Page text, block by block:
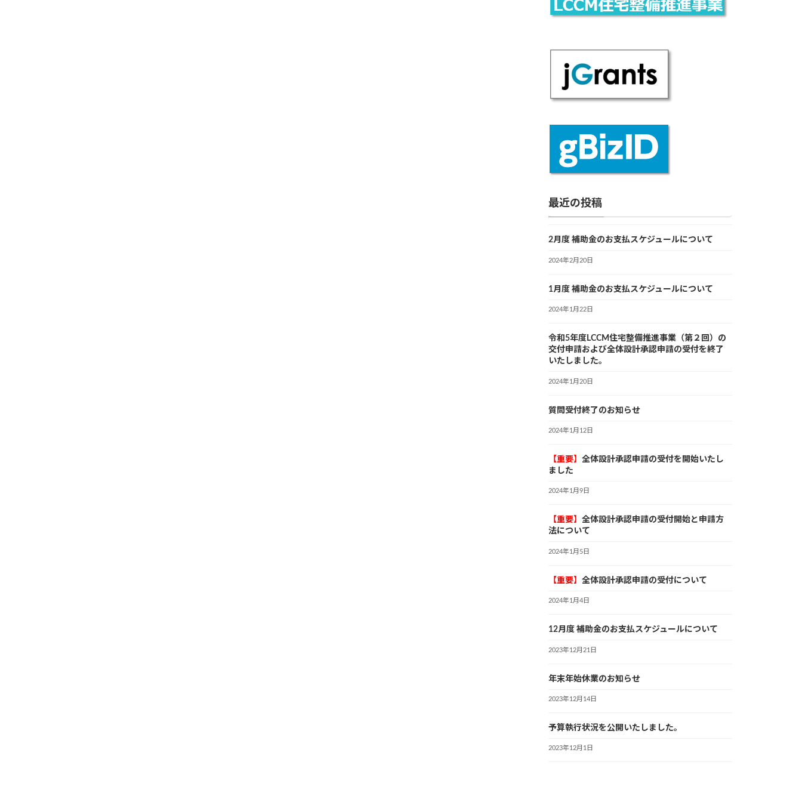
最近の投稿
2月度 補助金のお支払スケジュールについて
2024年2月20日
1月度 補助金のお支払スケジュールについて
2024年1月22日
令和5年度LCCM住宅整備推進事業（第２回）の
交付申請および全体設計承認申請の受付を終了
いたしました。
2024年1月20日
質問受付終了のお知らせ
2024年1月12日
【重要】全体設計承認申請の受付を開始いたし
ました
2024年1月9日
【重要】全体設計承認申請の受付開始と申請方
法について
2024年1月5日
【重要】全体設計承認申請の受付について
2024年1月4日
12月度 補助金のお支払スケジュールについて
2023年12月21日
年末年始休業のお知らせ
2023年12月14日
予算執行状況を公開いたしました。
2023年12月1日